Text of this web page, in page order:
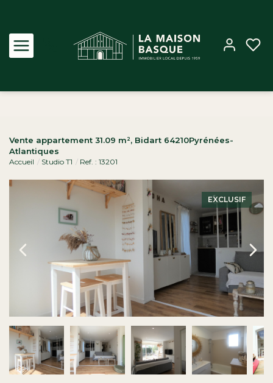
Louer
Estimer
Biens vendus
Notre Agence
Contact
Vente appartement 31.09 m², Bidart 64210Pyrénées-
Atlantiques
Accueil Studio T1 Ref. : 13201
EXCLUSIF